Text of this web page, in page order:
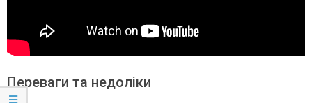
Переваги та недоліки